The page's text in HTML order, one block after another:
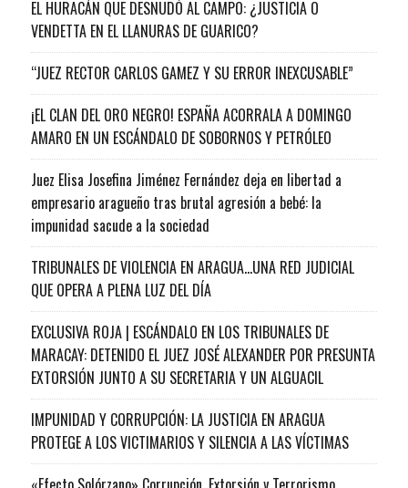
EL HURACÁN QUE DESNUDÓ AL CAMPO: ¿JUSTICIA O
VENDETTA EN EL LLANURAS DE GUARICO?
“JUEZ RECTOR CARLOS GAMEZ Y SU ERROR INEXCUSABLE”
¡EL CLAN DEL ORO NEGRO! ESPAÑA ACORRALA A DOMINGO
AMARO EN UN ESCÁNDALO DE SOBORNOS Y PETRÓLEO
Juez Elisa Josefina Jiménez Fernández deja en libertad a
empresario aragueño tras brutal agresión a bebé: la
impunidad sacude a la sociedad
TRIBUNALES DE VIOLENCIA EN ARAGUA…UNA RED JUDICIAL
QUE OPERA A PLENA LUZ DEL DÍA
EXCLUSIVA ROJA | ESCÁNDALO EN LOS TRIBUNALES DE
MARACAY: DETENIDO EL JUEZ JOSÉ ALEXANDER POR PRESUNTA
EXTORSIÓN JUNTO A SU SECRETARIA Y UN ALGUACIL
IMPUNIDAD Y CORRUPCIÓN: LA JUSTICIA EN ARAGUA
PROTEGE A LOS VICTIMARIOS Y SILENCIA A LAS VÍCTIMAS